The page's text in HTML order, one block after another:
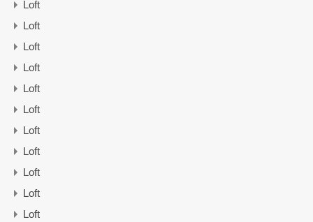
Loft
Loft
Loft
Loft
Loft
Loft
Loft
Loft
Loft
Loft
Loft